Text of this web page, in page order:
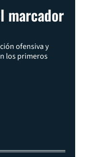
marcador
ofensiva y
los primeros